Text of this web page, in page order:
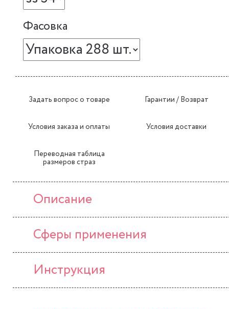
Фасовка
Задать вопрос о товаре Гарантии / Возврат
Условия заказа и оплаты Условия доставки
Переводная таблица
размеров страз
Описание
Сферы применения
Инструкция